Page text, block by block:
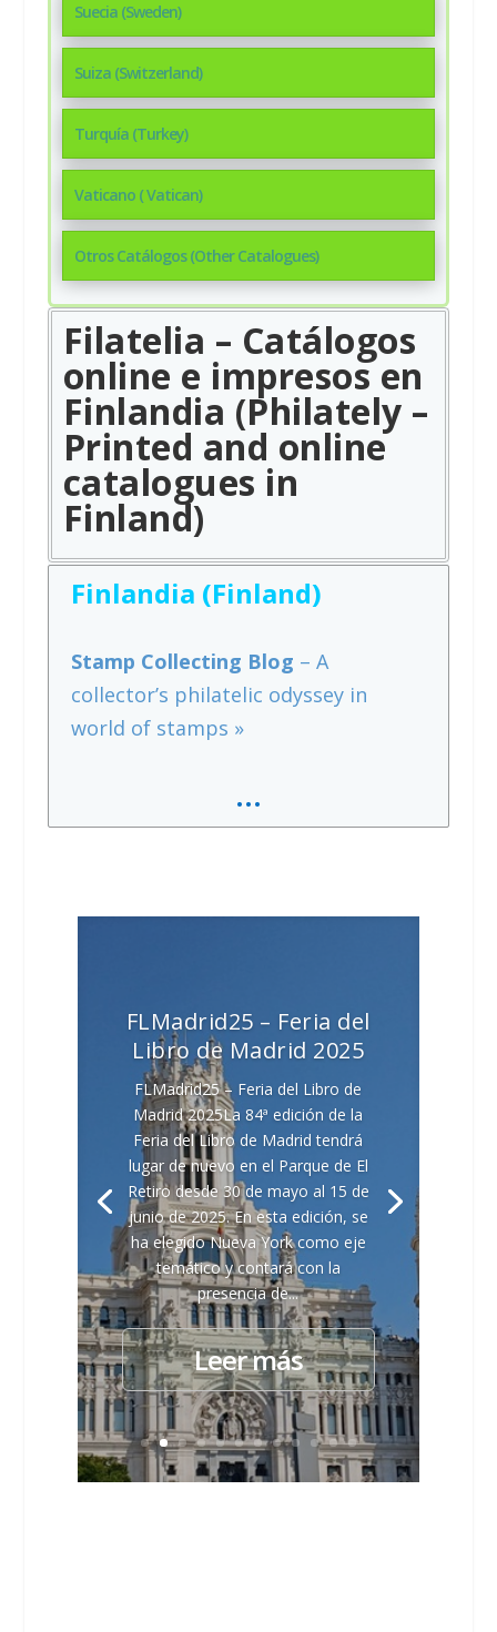
Suecia (Sweden)
Suiza (Switzerland)
Turquía (Turkey)
Vaticano ( Vatican)
Otros Catálogos (Other Catalogues)
Filatelia – Catálogos
online e impresos en
Finlandia (Philately –
Printed and online
catalogues in
Finland)
Finlandia (Finland)
Stamp Collecting Blog – A
collector’s philatelic odyssey in
world of stamps »
…
FLMadrid25 – Feria del
Libro de Madrid 2025
FLMadrid25 – Feria del Libro de
Madrid 2025La 84ª edición de la
Feria del Libro de Madrid tendrá
lugar de nuevo en el Parque de El
Retiro desde 30 de mayo al 15 de
junio de 2025. En esta edición, se
ha elegido Nueva York como eje
temático y contará con la
presencia de...
Leer más